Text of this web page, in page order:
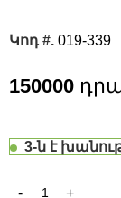
Կոդ #. 019-339
150000
3-ն է